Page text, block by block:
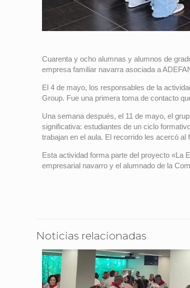
Cuarenta y ocho alumnas y alumnos de
empresa familiar navarra asociada a
El 4 de mayo, los responsables de la
Group. Fue una primera toma de contacto
Una semana después, el 11 de mayo, el
significativa: estudiantes de un ciclo
trabajan en el aula. El recorrido les acercó
Esta actividad forma parte del proyecto «La
empresarial navarro y el alumnado de la
Noticias relacionadas